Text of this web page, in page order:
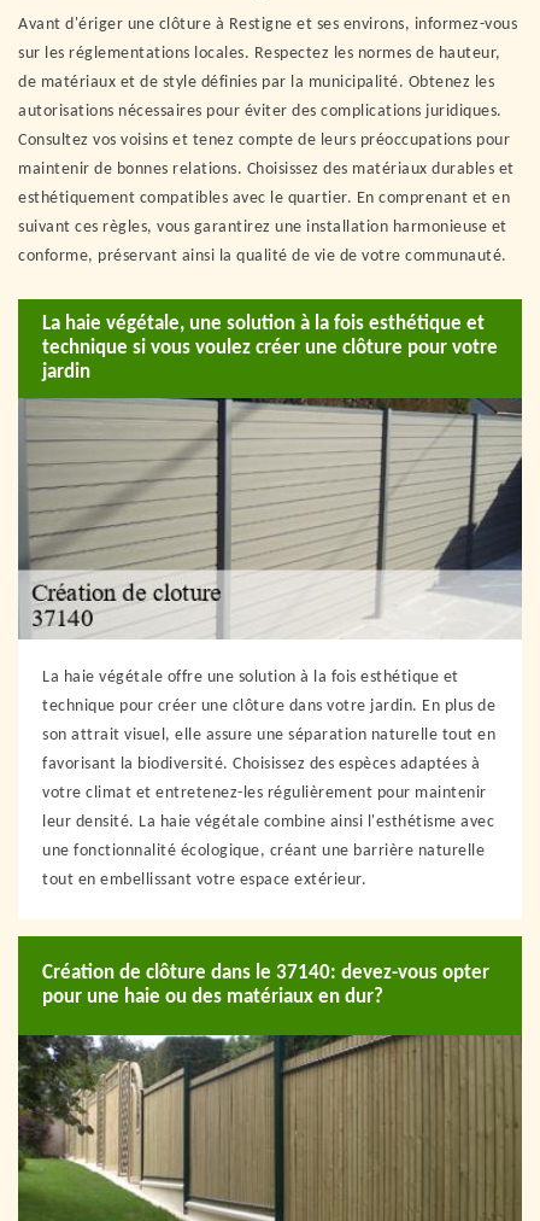
Avant d'ériger une clôture à Restigne et ses environs, informez-vous
sur les réglementations locales. Respectez les normes de hauteur,
de matériaux et de style définies par la municipalité. Obtenez les
autorisations nécessaires pour éviter des complications juridiques.
Consultez vos voisins et tenez compte de leurs préoccupations pour
maintenir de bonnes relations. Choisissez des matériaux durables et
esthétiquement compatibles avec le quartier. En comprenant et en
suivant ces règles, vous garantirez une installation harmonieuse et
conforme, préservant ainsi la qualité de vie de votre communauté.
La haie végétale, une solution à la fois esthétique et
technique si vous voulez créer une clôture pour votre
jardin
La haie végétale offre une solution à la fois esthétique et
technique pour créer une clôture dans votre jardin. En plus de
son attrait visuel, elle assure une séparation naturelle tout en
favorisant la biodiversité. Choisissez des espèces adaptées à
votre climat et entretenez-les régulièrement pour maintenir
leur densité. La haie végétale combine ainsi l'esthétisme avec
une fonctionnalité écologique, créant une barrière naturelle
tout en embellissant votre espace extérieur.
Création de clôture dans le 37140: devez-vous opter
pour une haie ou des matériaux en dur?